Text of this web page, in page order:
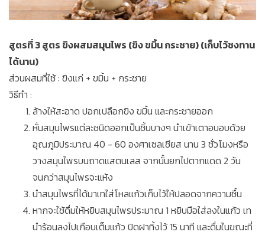
สูตรที่ 3 สูตร ขิงผสมสมุนไพร (ขิง ขมิ้น กระชาย) (เก็บไว้ชงทาน
ได้นาน)
ส่วนผสมที่ใช้ : ขิงแก่ + ขมิ้น + กระชาย
วิธีทำ :
ล้างให้สะอาด ปอกเปลือกขิง ขมิ้น และกระชายออก
หั่นสมุนไพรแต่ละชนิดออกเป็นชิ้นบางๆ นำเข้าเตาอบอบด้วย
อุณภูมิประมาณ 40 - 60 องศาเซลเซียส นาน 3 ชั่วโมงหรือ
วางสมุนไพรบนถาดแสตนเลส จากนั้นยกไปตากแดด 2 วัน
จนกว่าสมุนไพรจะแห้ง
นำสมุนไพรที่ได้มาเทใส่โหลแก้วเก็บไว้ให้ปลอดจากความชื้น
หากจะใช้ดื่มให้หยิบสมุนไพรประมาณ 1 หยิบมือใส่ลงในแก้ว เท
นำร้อนลงไปเกือบเต็มแก้ว ปิดฝาทิ้งไว้ 15 นาที และดื่มในขณะที่